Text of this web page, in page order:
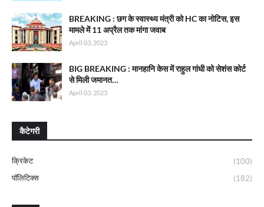
BREAKING : छग के स्वास्थ्य मंत्री को HC का नोटिस, इस
मामले में 11 अप्रैल तक मांगा जवाब
April 03, 2023
BIG BREAKING : मानहानि केस में राहुल गांधी को सेशंस कोर्ट
से मिली जमानत…
April 03, 2023
कैटेगरी
क्रिकेट
(100)
पॉलिटिक्स
(182)